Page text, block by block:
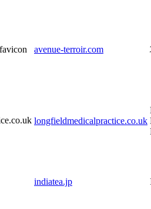
avenue-terroir.com
longfieldmedicalpractice.co.uk
indiatea.jp